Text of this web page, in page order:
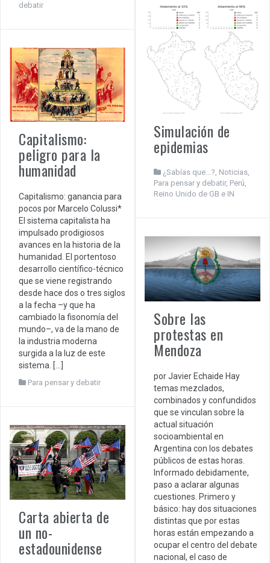
debatir
Simulación de
epidemias
¿Sabías que...? Noticias
Para pensar y debatir, Perú
Reino Unido de GB e IN
Capitalismo:
peligro para la
humanidad
Capitalismo: ganancia para
pocos por Marcelo Colussi*
El sistema capitalista ha
impulsado prodigiosos
avances en la historia de la
humanidad. El portentoso
desarrollo científico-técnico
que se viene registrando
desde hace dos o tres siglos
a la fecha –y que ha
cambiado la fisonomía del
mundo–, va de la mano de
la industria moderna
surgida a la luz de este
sistema. […]
Para pensar y debatir
Sobre las
protestas en
Mendoza
por Javier Echaide Hay
temas mezclados,
combinados y confundidos
que se vinculan sobre la
actual situación
socioambiental en
Argentina con los debates
públicos de estas horas.
Informado debidamente,
paso a aclarar algunas
cuestiones. Primero y
básico: hay dos situaciones
distintas que por estas
horas están empezando a
ocupar el centro del debate
nacional, el caso de
Carta abierta de
un no-
estadounidense